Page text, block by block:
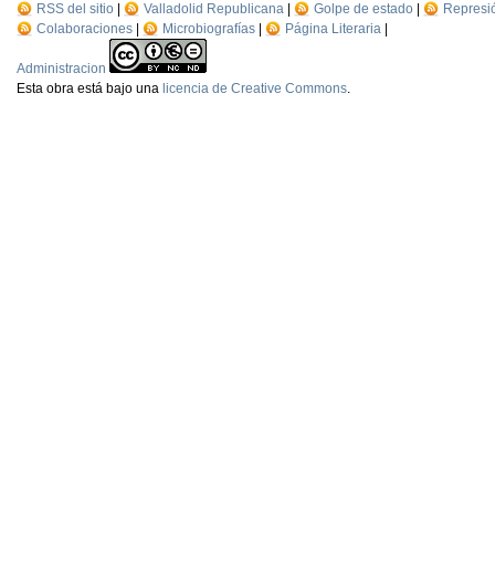
RSS del sitio Valladolid Republicana Golpe de estado
Colaboraciones
Microbiografías Página Literaria
Administracion
Esta obra está bajo una licencia de Creative Commons.